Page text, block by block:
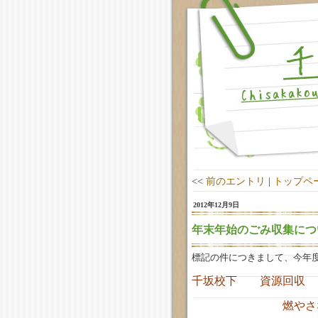
<<前のエントリ | トップペ
2012年12月9日
年末年始のごみ収集に
標記の件につきまして、今年
千坂校下 資源
燃やさない